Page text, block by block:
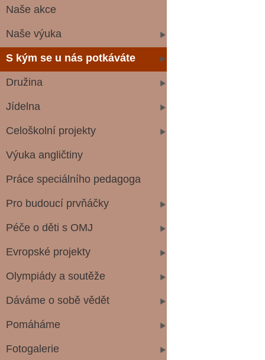
Naše akce
Naše výuka
S kým se u nás potkáváte
Družina
Jídelna
Celoškolní projekty
Výuka angličtiny
Práce speciálního pedagoga
Pro budoucí prvňáčky
Péče o děti s OMJ
Evropské projekty
Olympiády a soutěže
Dáváme o sobě vědět
Pomáháme
Fotogalerie